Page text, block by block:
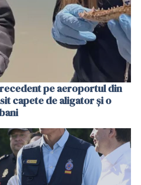
pe aeroportul din
capete de aligator și o